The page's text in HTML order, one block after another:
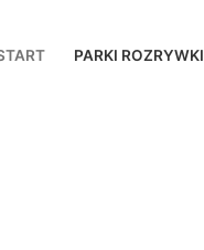
PARKI ROZRYWKI